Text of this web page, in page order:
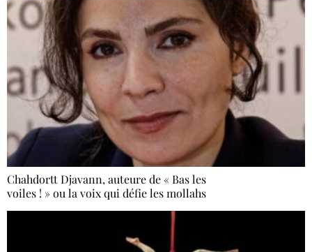
Chahdortt Djavann, auteure de « Bas les
voiles ! » ou la voix qui défie les mollahs